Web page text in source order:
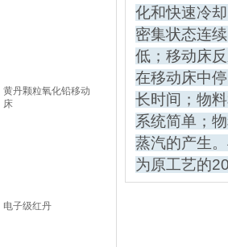
化和快速冷
密集状态连
低；移动床
在移动床中
长时间；物
系统简单；
蒸汽的产生
为原工艺的
黄丹颗粒氧化铅移动
床
电子级红丹